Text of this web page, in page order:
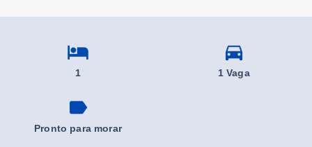
1 1 Vaga
Pronto para morar